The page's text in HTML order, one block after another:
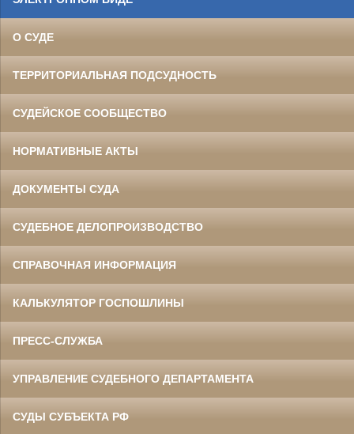
О СУДЕ
ТЕРРИТОРИАЛЬНАЯ ПОДСУДНОСТЬ
СУДЕЙСКОЕ СООБЩЕСТВО
НОРМАТИВНЫЕ АКТЫ
ДОКУМЕНТЫ СУДА
СУДЕБНОЕ ДЕЛОПРОИЗВОДСТВО
СПРАВОЧНАЯ ИНФОРМАЦИЯ
КАЛЬКУЛЯТОР ГОСПОШЛИНЫ
ПРЕСС-СЛУЖБА
УПРАВЛЕНИЕ СУДЕБНОГО ДЕПАРТАМЕНТА
СУДЫ СУБЪЕКТА РФ